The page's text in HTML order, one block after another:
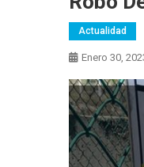
Actualidad
Enero 30,